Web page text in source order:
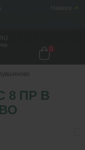
0
8 ПР В
Наверх